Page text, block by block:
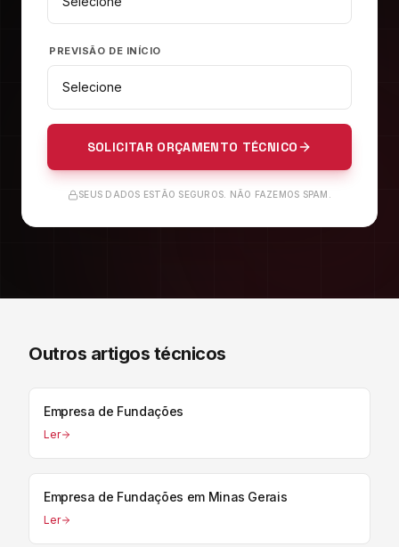
PREVISÃO DE INÍCIO
SOLICITAR ORÇAMENTO TÉCNICO
SEUS DADOS ESTÃO SEGUROS. NÃO FAZEMOS SPAM.
Outros artigos técnicos
Empresa de Fundações
Ler
Empresa de Fundações em Minas Gerais
Ler